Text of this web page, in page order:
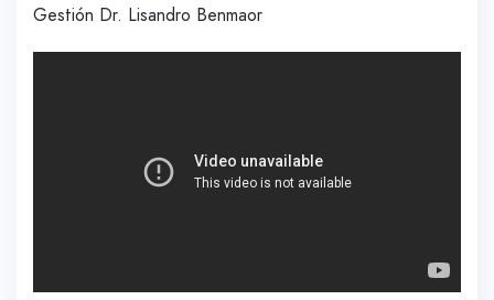
Gestión Dr. Lisandro Benmaor